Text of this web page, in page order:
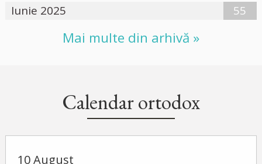
Iunie 2025 55
Mai multe din arhivă »
Calendar ortodox
10 August